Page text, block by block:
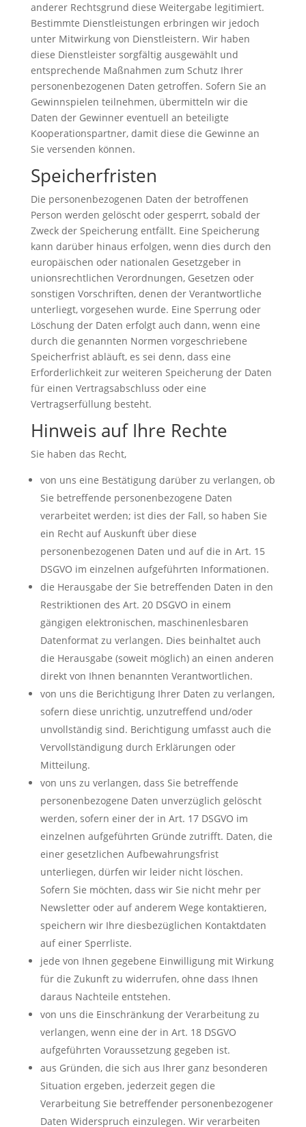
anderer Rechtsgrund diese Weitergabe legitimiert.
Bestimmte Dienstleistungen erbringen wir jedoch
unter Mitwirkung von Dienstleistern. Wir haben
diese Dienstleister sorgfältig ausgewählt und
entsprechende Maßnahmen zum Schutz Ihrer
personenbezogenen Daten getroffen. Sofern Sie an
Gewinnspielen teilnehmen, übermitteln wir die
Daten der Gewinner eventuell an beteiligte
Kooperationspartner, damit diese die Gewinne an
Sie versenden können.
Speicherfristen
Die personenbezogenen Daten der betroffenen
Person werden gelöscht oder gesperrt, sobald der
Zweck der Speicherung entfällt. Eine Speicherung
kann darüber hinaus erfolgen, wenn dies durch den
europäischen oder nationalen Gesetzgeber in
unionsrechtlichen Verordnungen, Gesetzen oder
sonstigen Vorschriften, denen der Verantwortliche
unterliegt, vorgesehen wurde. Eine Sperrung oder
Löschung der Daten erfolgt auch dann, wenn eine
durch die genannten Normen vorgeschriebene
Speicherfrist abläuft, es sei denn, dass eine
Erforderlichkeit zur weiteren Speicherung der Daten
für einen Vertragsabschluss oder eine
Vertragserfüllung besteht.
Hinweis auf Ihre Rechte
Sie haben das Recht,
von uns eine Bestätigung darüber zu verlangen, ob
Sie betreffende personenbezogene Daten
verarbeitet werden; ist dies der Fall, so haben Sie
ein Recht auf Auskunft über diese
personenbezogenen Daten und auf die in Art. 15
DSGVO im einzelnen aufgeführten Informationen.
die Herausgabe der Sie betreffenden Daten in den
Restriktionen des Art. 20 DSGVO in einem
gängigen elektronischen, maschinenlesbaren
Datenformat zu verlangen. Dies beinhaltet auch
die Herausgabe (soweit möglich) an einen anderen
direkt von Ihnen benannten Verantwortlichen.
von uns die Berichtigung Ihrer Daten zu verlangen,
sofern diese unrichtig, unzutreffend und/oder
unvollständig sind. Berichtigung umfasst auch die
Vervollständigung durch Erklärungen oder
Mitteilung.
von uns zu verlangen, dass Sie betreffende
personenbezogene Daten unverzüglich gelöscht
werden, sofern einer der in Art. 17 DSGVO im
einzelnen aufgeführten Gründe zutrifft. Daten, die
einer gesetzlichen Aufbewahrungsfrist
unterliegen, dürfen wir leider nicht löschen.
Sofern Sie möchten, dass wir Sie nicht mehr per
Newsletter oder auf anderem Wege kontaktieren,
speichern wir Ihre diesbezüglichen Kontaktdaten
auf einer Sperrliste.
jede von Ihnen gegebene Einwilligung mit Wirkung
für die Zukunft zu widerrufen, ohne dass Ihnen
daraus Nachteile entstehen.
von uns die Einschränkung der Verarbeitung zu
verlangen, wenn eine der in Art. 18 DSGVO
aufgeführten Voraussetzung gegeben ist.
aus Gründen, die sich aus Ihrer ganz besonderen
Situation ergeben, jederzeit gegen die
Verarbeitung Sie betreffender personenbezogener
Daten Widerspruch einzulegen. Wir verarbeiten